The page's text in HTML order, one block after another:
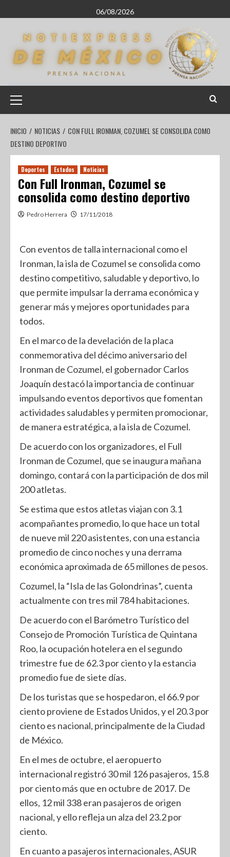
06/08/2026
INICIO NOTICIAS
CON FULL IRONMAN, COZUMEL SE CONSOLIDA COMO
DESTINO DEPORTIVO
Deportes Estados Noticias
Con Full Ironman, Cozumel se
consolida como destino deportivo
Pedro Herrera 17/11/2018
Con eventos de talla internacional como el
Ironman, la isla de Cozumel se consolida como
destino competitivo, saludable y deportivo, lo
que permite impulsar la derrama económica y
generar más y mejores oportunidades para
todos.
En el marco de la develación de la placa
conmemorativa del décimo aniversario del
Ironman de Cozumel, el gobernador Carlos
Joaquín destacó la importancia de continuar
impulsando eventos deportivos que fomentan
actividades saludables y permiten promocionar,
de manera estratégica, a la isla de Cozumel.
De acuerdo con los organizadores, el Full
Ironman de Cozumel, que se inaugura mañana
domingo, contará con la participación de dos mil
200 atletas.
Se estima que estos atletas viajan con 3.1
acompañantes promedio, lo que hace un total
de nueve mil 220 asistentes, con una estancia
promedio de cinco noches y una derrama
económica aproximada de 65 millones de pesos.
Cozumel, la “Isla de las Golondrinas”, cuenta
actualmente con tres mil 784 habitaciones.
De acuerdo con el Barómetro Turístico del
Consejo de Promoción Turística de Quintana
Roo, la ocupación hotelera en el segundo
trimestre fue de 62.3 por ciento y la estancia
promedio fue de siete días.
De los turistas que se hospedaron, el 66.9 por
ciento proviene de Estados Unidos, y el 20.3 por
ciento es nacional, principalmente de la Ciudad
de México.
En el mes de octubre, el aeropuerto
internacional registró 30 mil 126 pasajeros, 15.8
por ciento más que en octubre de 2017. De
ellos, 12 mil 338 eran pasajeros de origen
nacional, y ello refleja un alza del 23.2 por
ciento.
En cuanto a pasajeros internacionales, ASUR